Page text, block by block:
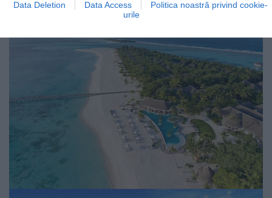
Data Deletion Data Access
Politica noastră privind cookie-
urile